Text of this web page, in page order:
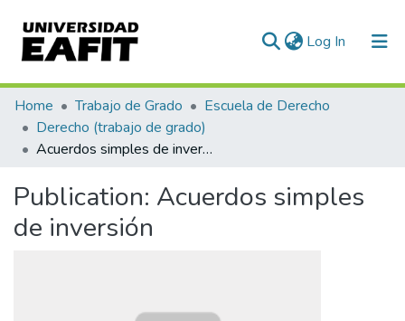
Log In (current)
Communities & Collections
All of DSpace
Home Trabajo de Grado
Escuela de Derecho
Derecho (trabajo de grado)
Acuerdos simples de inversión
Publication: Acuerdos simples
de inversión